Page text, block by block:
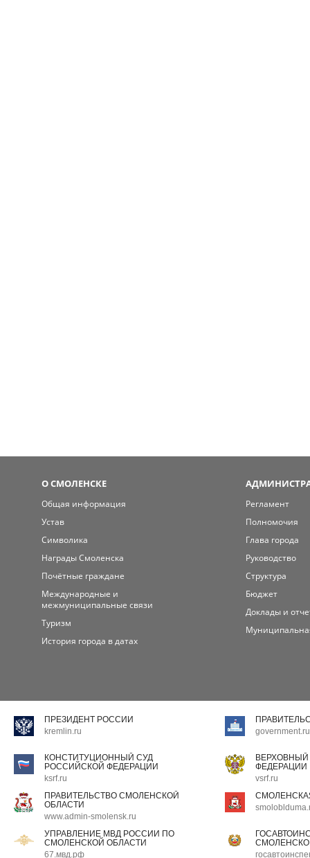
О СМОЛЕНСКЕ
Общая информация
Устав
Символика
Награды Смоленска
Почётные граждане
Международные и
межмуниципальные связи
Туризм
История города в датах
Регламент
Полномочия
Глава города
Руководство
Структура
Бюджет
Доклады и
ПРЕЗИДЕНТ РОССИИ
kremlin.ru
government.ru
КОНСТИТУЦИОННЫЙ СУД
РОССИЙСКОЙ ФЕДЕРАЦИИ
ksrf.ru
ФЕДЕРАЦИИ
vsrf.ru
ПРАВИТЕЛЬСТВО СМОЛЕНСКОЙ
ОБЛАСТИ
www.admin-smolensk.ru
УПРАВЛЕНИЕ МВД РОССИИ ПО
СМОЛЕНСКОЙ ОБЛАСТИ
67.мвд.рф